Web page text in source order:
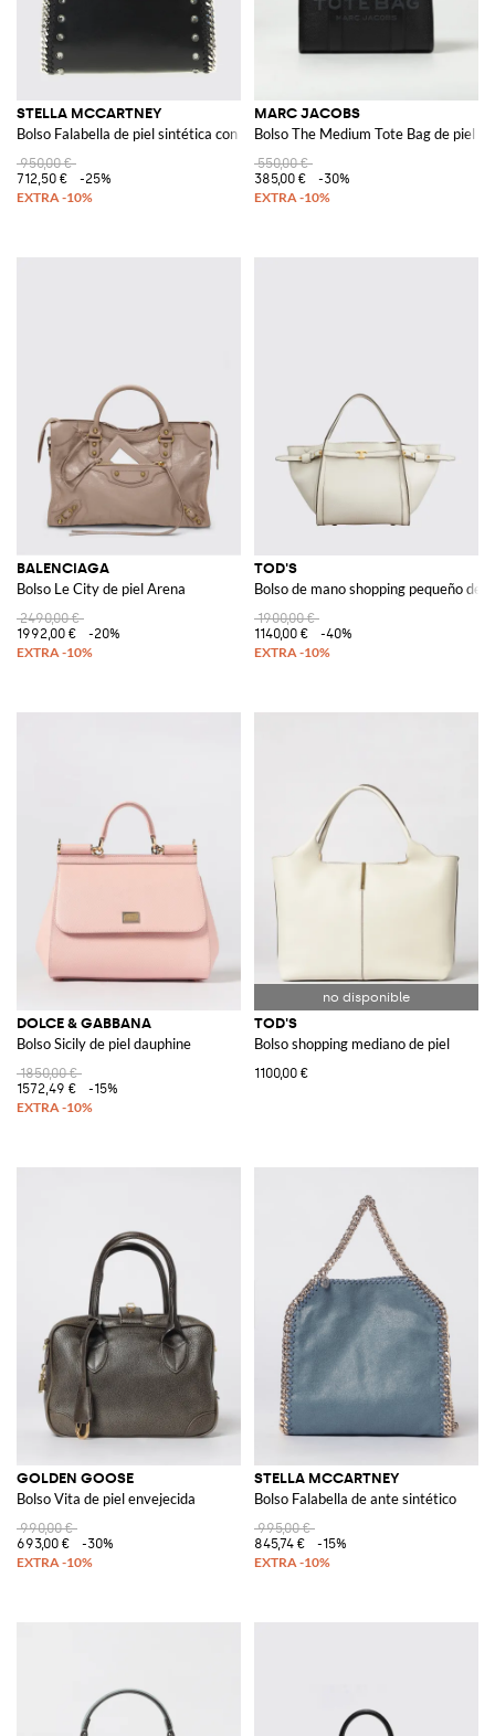
STELLA MCCARTNEY
Bolso Falabella de piel sintética con strass
950,00 €
712,50 €
-25%
MARC JACOBS
Bolso The Medium Tote Bag de piel
550,00 €
385,00 €
-30%
BALENCIAGA
Bolso Le City de piel Arena
2490,00 €
1992,00 €
-20%
TOD'S
Bolso de mano shopping pequeño de
1900,00 €
1140,00 €
-40%
DOLCE & GABBANA
Bolso Sicily de piel dauphine
1850,00 €
1572,49 €
-15%
TOD'S
Bolso shopping mediano de piel
1100,00 €
GOLDEN GOOSE
Bolso Vita de piel envejecida
990,00 €
693,00 €
-30%
STELLA MCCARTNEY
Bolso Falabella de ante sintético
995,00 €
845,74 €
-15%